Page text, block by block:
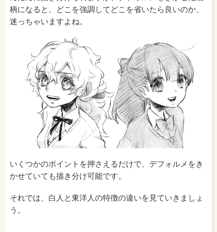
柄になると、どこを強調してどこを省いたら良いのか、
迷っちゃいますよね。
いくつかのポイントを押さえるだけで、デフォルメをき
かせていても描き分け可能です。
それでは、白人と東洋人の特徴の違いを見ていきましょ
う。